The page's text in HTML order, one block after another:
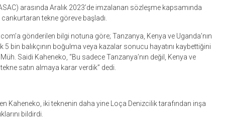
arasında Aralık 2023’de imzalanan sözleşme kapsamında
tekne göreve başladı.
gönderilen bilgi notuna göre; Tanzanya, Kenya ve Uganda’nın
5 bin balıkçının boğulma veya kazalar sonucu hayatını kaybettiğini
Saidi Kaheneko, “Bu sadece Tanzanya’nın değil, Kenya ve
satın almaya karar verdik” dedi.
Kaheneko, iki teknenin daha yine Loça Denizcilik tarafından inşa
bildirdi.